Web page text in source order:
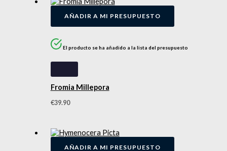
AÑADIR A MI PRESUPUESTO
El producto se ha añadido a la lista del presupuesto
Fromia Millepora
€39.90
AÑADIR A MI PRESUPUESTO